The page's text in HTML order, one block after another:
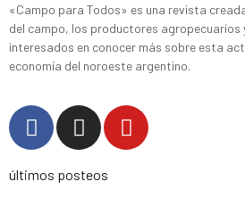
«Campo para Todos» es una revista
del campo, los productores agropecuarios
interesados en conocer más sobre esta
economía del noroeste argentino.
últimos posteos